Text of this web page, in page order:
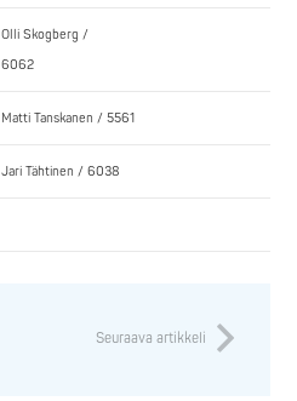
Olli Skogberg /
6062
Matti Tanskanen / 5561
Jari Tähtinen / 6038
Seuraava artikkeli